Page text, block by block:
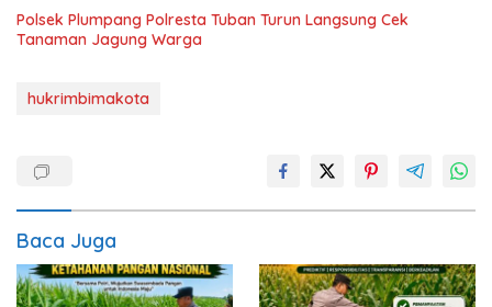
Polsek Plumpang Polresta Tuban Turun Langsung Cek
Tanaman Jagung Warga
hukrimbimakota
Baca Juga